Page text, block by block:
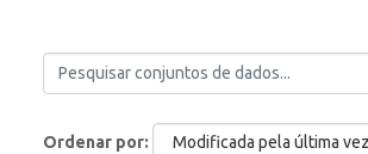
Ordenar por